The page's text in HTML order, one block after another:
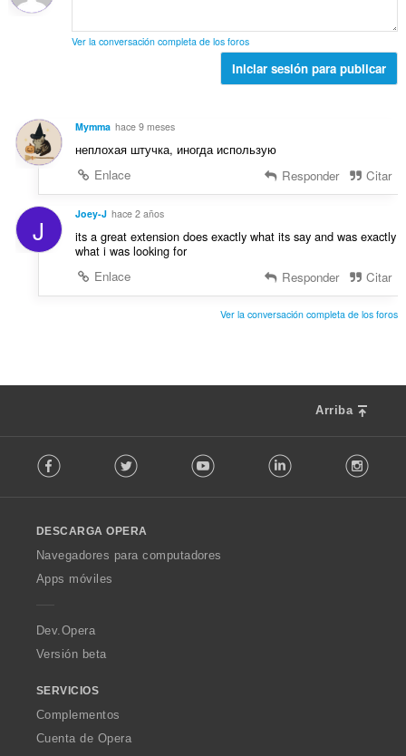
s
c
i
s
n
i
o
s
:
l
n
t
u
c
i
o
n
Ver la conversación completa de los foros
Iniciar sesión para publicar
Mymma hace 9 meses
неплохая штучка, иногда использую
Enlace
Responder Citar
J Joey-J hace 2 años
its a great extension does exactly what its say and was exactly
what i was looking for
Enlace
Responder Citar
Ver la conversación completa de los foros
Arriba
o
w
O
p
a
Facebook Twitter Youtube LinkedIn
DESCARGA OPERA
Navegadores para computadores
Apps móviles
Dev.Opera
Versión beta
SERVICIOS
Complementos
Cuenta de Opera